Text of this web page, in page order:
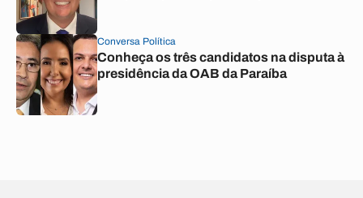
Conversa Política
Conheça os três candidatos na disputa à
presidência da OAB da Paraíba